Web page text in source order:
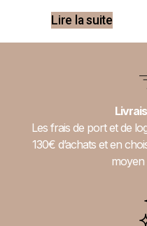
Lire la suite
Les frais de port et de
130€ d’achats et en
moyen